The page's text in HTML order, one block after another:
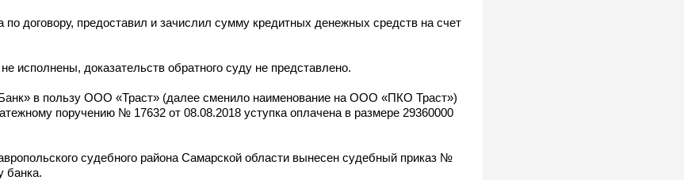
договору, предоставил и зачислил сумму кредитных денежных средств на счет
исполнены, доказательств обратного суду не представлено.
в пользу ООО «Траст» (далее сменило наименование на ООО «ПКО Траст»)
поручению № 17632 от 08.08.2018 уступка оплачена в размере 29360000
судебного района Самарской области вынесен судебный приказ №
банка.